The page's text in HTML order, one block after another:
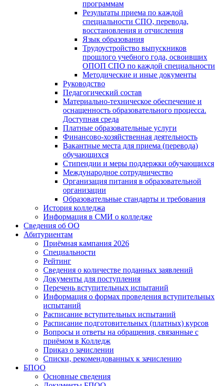
программам
Результаты приема по каждой
специальности СПО, перевода,
восстановления и отчисления
Язык образования
Трудоустройство выпускников
прошлого учебного года, освоивших
ОПОП СПО по каждой специальности
Методические и иные документы
Руководство
Педагогический состав
Материально-техническое обеспечение и
оснащенность образовательного процесса.
Доступная среда
Платные образовательные услуги
Финансово-хозяйственная деятельность
Вакантные места для приема (перевода)
обучающихся
Стипендии и меры поддержки обучающихся
Международное сотрудничество
Организация питания в образовательной
организации
Образовательные стандарты и требования
История колледжа
Информация в СМИ о колледже
Сведения об ОО
Абитуриентам
Приёмная кампания 2026
Специальности
Рейтинг
Сведения о количестве поданных заявлений
Документы для поступления
Перечень вступительных испытаний
Информация о формах проведения вступительных
испытаний
Расписание вступительных испытаний
Расписание подготовительных (платных) курсов
Вопросы и ответы на обращения, связанные с
приёмом в Колледж
Приказ о зачислении
Списки, рекомендованных к зачислению
БПОО
Основные сведения